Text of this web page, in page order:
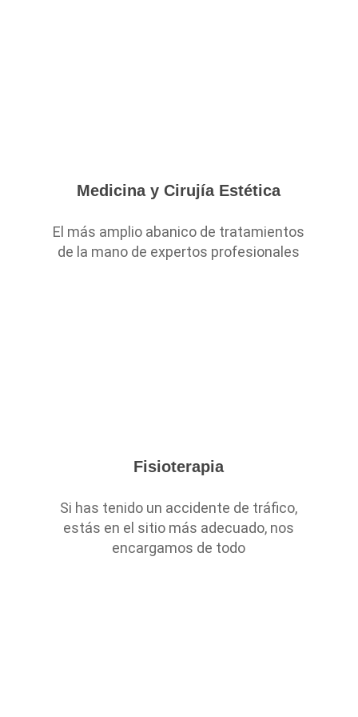
Medicina y Cirujía Estética
El más amplio abanico de tratamientos
de la mano de expertos profesionales
Fisioterapia
Si has tenido un accidente de tráfico,
estás en el sitio más adecuado, nos
encargamos de todo